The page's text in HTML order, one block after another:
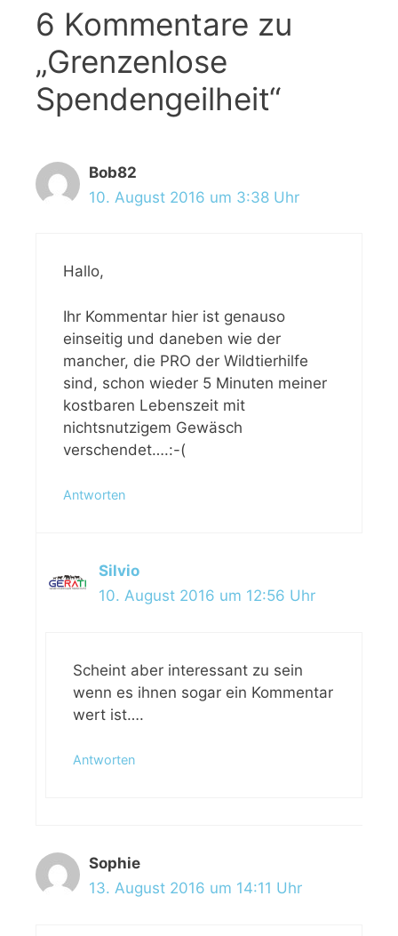
6 Kommentare zu
„Grenzenlose
Spendengeilheit“
Bob82
10. August 2016 um 3:38 Uhr
Hallo,
Ihr Kommentar hier ist genauso
einseitig und daneben wie der
mancher, die PRO der Wildtierhilfe
sind, schon wieder 5 Minuten meiner
kostbaren Lebenszeit mit
nichtsnutzigem Gewäsch
verschendet….:-(
Antworten
Silvio
10. August 2016 um 12:56 Uhr
Scheint aber interessant zu sein
wenn es ihnen sogar ein Kommentar
wert ist….
Antworten
Sophie
13. August 2016 um 14:11 Uhr